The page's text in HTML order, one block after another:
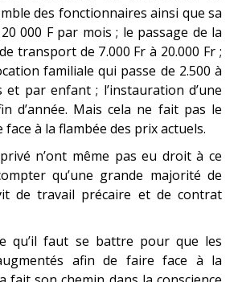
des fonctionnaires ainsi que sa
000 F par mois ; le passage de la
transport de 7.000 Fr à 20.000 Fr ;
familiale qui passe de 2.500 à
et par enfant ; l’instauration d’une
d’année. Mais cela ne fait pas le
à la flambée des prix actuels.
n’ont même pas eu droit à ce
qu’une grande majorité de
de travail précaire et de contrat
qu’il faut se battre pour que les
afin de faire face à la